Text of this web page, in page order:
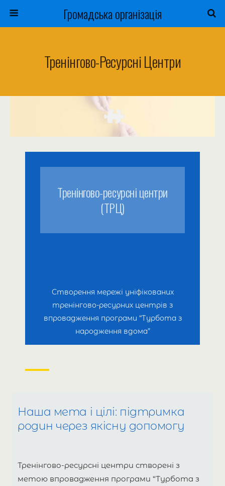
Громадська організація
Тренінгово-Ресурсні Центри
Тренінгово-ресурсні центри
(ТРЦ)
Створення мережі уніфікованих
тренінгово-ресурних центрів з
впровадження програми “Турбота з
народження вдома”
Наша мета і цілі: підтримка
родин через якісну допомогу
Тренінгово-ресурсні центри створені з
метою впровадження програми “Турбота з